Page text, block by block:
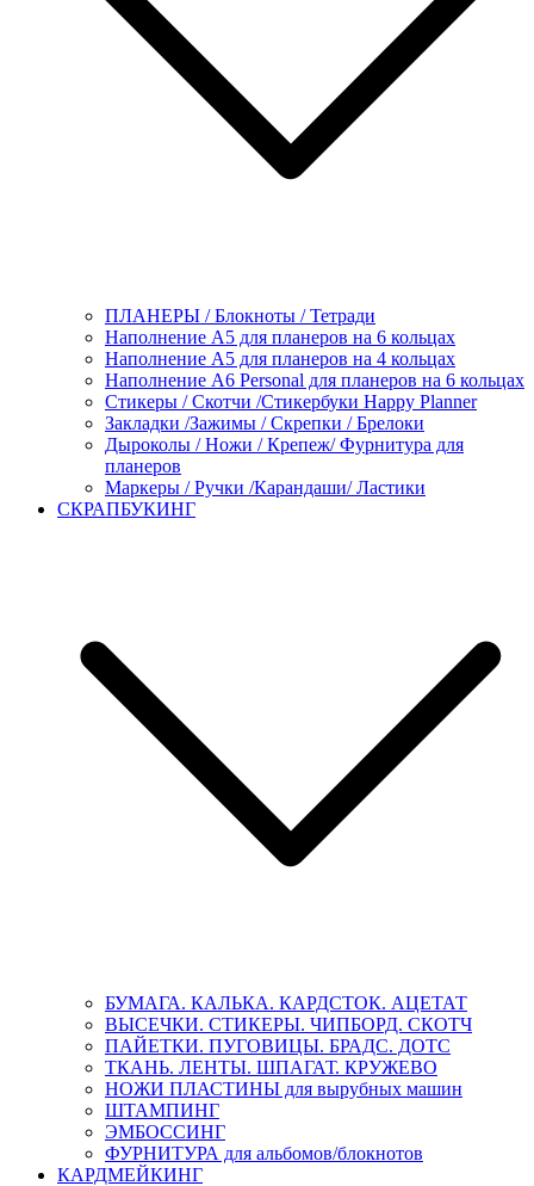
ПЛАНЕРЫ / Блокноты / Тетради
Наполнение А5 для планеров на 6 кольцах
Наполнение А5 для планеров на 4 кольцах
Наполнение А6 Personal для планеров на 6 кольцах
Стикеры / Скотчи /Стикербуки Happy Planner
Закладки /Зажимы / Скрепки / Брелоки
Дыроколы / Ножи / Крепеж/ Фурнитура для
планеров
Маркеры / Ручки /Карандаши/ Ластики
СКРАПБУКИНГ
БУМАГА. КАЛЬКА. КАРДСТОК. АЦЕТАТ
ВЫСЕЧКИ. СТИКЕРЫ. ЧИПБОРД. СКОТЧ
ПАЙЕТКИ. ПУГОВИЦЫ. БРАДС. ДОТС
ТКАНЬ. ЛЕНТЫ. ШПАГАТ. КРУЖЕВО
НОЖИ ПЛАСТИНЫ для вырубных машин
ШТАМПИНГ
ЭМБОССИНГ
ФУРНИТУРА для альбомов/блокнотов
КАРДМЕЙКИНГ